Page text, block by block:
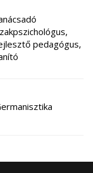
pedagógus,